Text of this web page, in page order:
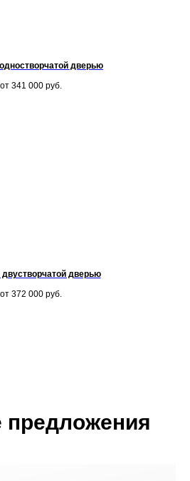
дверью
от 341 000 руб.
дверью
от 372 000 руб.
предложения